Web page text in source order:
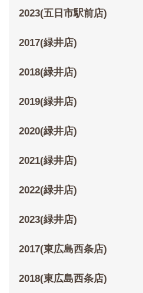
2023(五日市駅前店)
2017(緑井店)
2018(緑井店)
2019(緑井店)
2020(緑井店)
2021(緑井店)
2022(緑井店)
2023(緑井店)
2017(東広島西条店)
2018(東広島西条店)